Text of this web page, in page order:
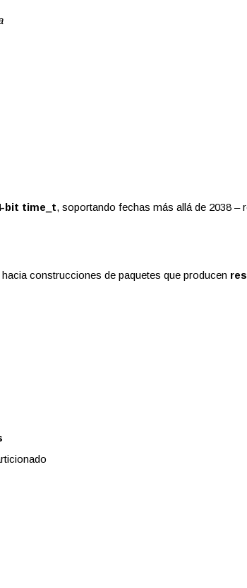
bit time_t, soportando fechas más allá de 2038
construcciones de paquetes que producen